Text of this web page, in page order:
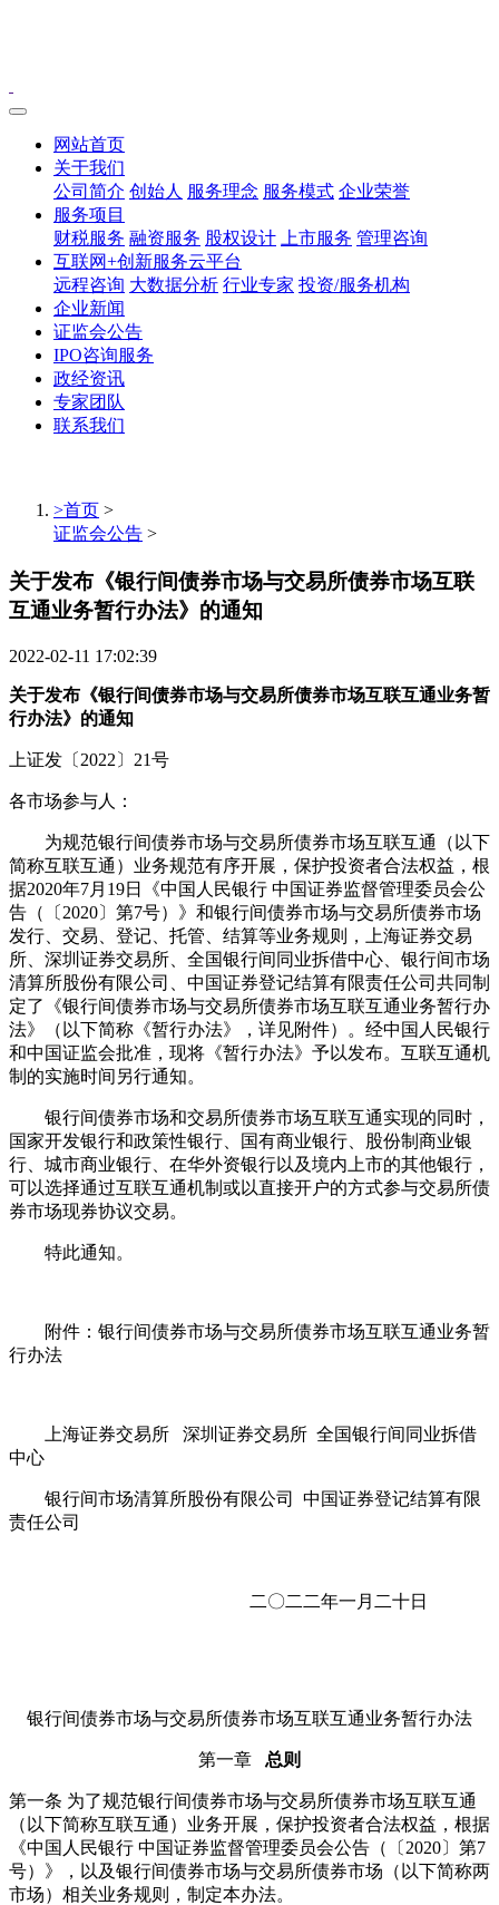
网站首页
关于我们
公司简介 创始人 服务理念 服务模式 企业荣誉
服务项目
财税服务 融资服务 股权设计 上市服务 管理咨询
互联网+创新服务云平台
远程咨询 大数据分析 行业专家 投资/服务机构
企业新闻
证监会公告
IPO咨询服务
政经资讯
专家团队
联系我们
>首页 >
证监会公告 >
关于发布《银行间债券市场与交易所债券市场互联
互通业务暂行办法》的通知
2022-02-11 17:02:39
​关于发布《银行间债券市场与交易所债券市场互联互通业务暂
行办法》的通知
上证发〔2022〕21号
各市场参与人：
为规范银行间债券市场与交易所债券市场互联互通（以下
简称互联互通）业务规范有序开展，保护投资者合法权益，根
据2020年7月19日《中国人民银行 中国证券监督管理委员会公
告（〔2020〕第7号）》和银行间债券市场与交易所债券市场
发行、交易、登记、托管、结算等业务规则，上海证券交易
所、深圳证券交易所、全国银行间同业拆借中心、银行间市场
清算所股份有限公司、中国证券登记结算有限责任公司共同制
定了《银行间债券市场与交易所债券市场互联互通业务暂行办
法》（以下简称《暂行办法》，详见附件）。经中国人民银行
和中国证监会批准，现将《暂行办法》予以发布。互联互通机
制的实施时间另行通知。
银行间债券市场和交易所债券市场互联互通实现的同时，
国家开发银行和政策性银行、国有商业银行、股份制商业银
行、城市商业银行、在华外资银行以及境内上市的其他银行，
可以选择通过互联互通机制或以直接开户的方式参与交易所债
券市场现券协议交易。
特此通知。
附件：银行间债券市场与交易所债券市场互联互通业务暂
行办法
上海证券交易所 深圳证券交易所 全国银行间同业拆借
中心
银行间市场清算所股份有限公司 中国证券登记结算有限
责任公司
二〇二二年一月二十日
银行间债券市场与交易所债券市场互联互通业务暂行办法
第一章 总则
第一条 为了规范银行间债券市场与交易所债券市场互联互通
（以下简称互联互通）业务开展，保护投资者合法权益，根据
《中国人民银行 中国证券监督管理委员会公告（〔2020〕第7
号）》，以及银行间债券市场与交易所债券市场（以下简称两
市场）相关业务规则，制定本办法。